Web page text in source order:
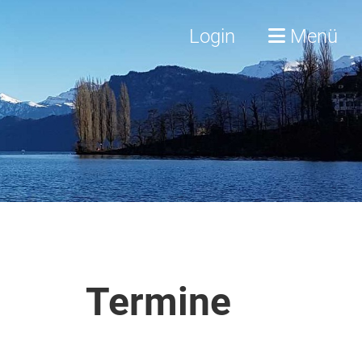
Login Menü
Termine